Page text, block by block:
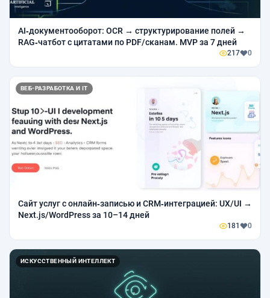
AI‑документооборот: OCR → структурирование полей →
RAG‑чатбот с цитатами по PDF/сканам. MVP за 7 дней
217 0
ВЕБ-РАЗРАБОТКА И IT
Сайт услуг с онлайн‑записью и CRM‑интеграцией: UX/UI →
Next.js/WordPress за 10–14 дней
181 0
ИСКУССТВЕННЫЙ ИНТЕЛЛЕКТ